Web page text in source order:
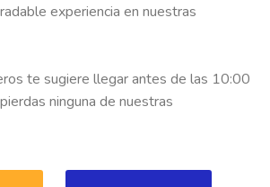
experiencia en nuestras
te sugiere llegar antes de las 10:00
ninguna de nuestras